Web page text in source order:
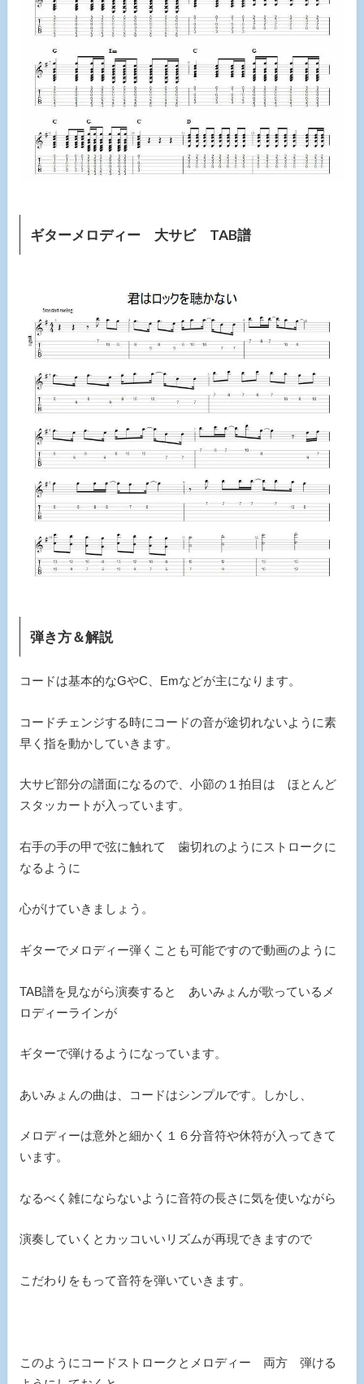
ギターメロディー 大サビ TAB譜
弾き方＆解説
コードは基本的なGやC、Emなどが主になります。
コードチェンジする時にコードの音が途切れないように素
早く指を動かしていきます。
大サビ部分の譜面になるので、小節の１拍目は ほとんど
スタッカートが入っています。
右手の手の甲で弦に触れて 歯切れのようにストロークに
なるように
心がけていきましょう。
ギターでメロディー弾くことも可能ですので動画のように
TAB譜を見ながら演奏すると あいみょんが歌っているメ
ロディーラインが
ギターで弾けるようになっています。
あいみょんの曲は、コードはシンプルです。しかし、
メロディーは意外と細かく１６分音符や休符が入ってきて
います。
なるべく雑にならないように音符の長さに気を使いながら
演奏していくとカッコいいリズムが再現できますので
こだわりをもって音符を弾いていきます。
このようにコードストロークとメロディー 両方 弾ける